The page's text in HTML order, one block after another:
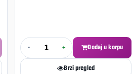
- + Dodaj u korpu
Brzi pregled